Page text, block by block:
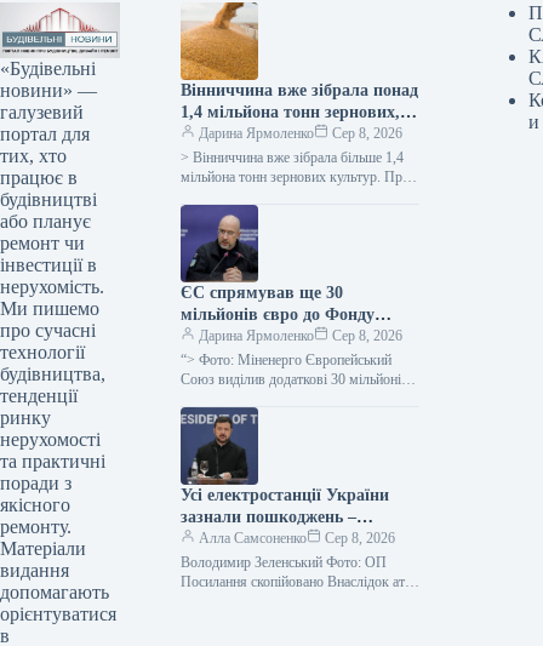
«Будівельні
новини» —
галузевий
портал для
тих, хто
працює в
будівництві
або планує
ремонт чи
інвестиції в
нерухомість.
Ми пишемо
про сучасні
технології
будівництва,
тенденції
ринку
нерухомості
та практичні
поради з
якісного
ремонту.
Матеріали
видання
допомагають
орієнтуватися
в
Вінниччина вже зібрала понад
1,4 мільйона тонн зернових,
демонструючи вищу
врожайність порівняно з
минулим роком – обласна
Дарина Ярмоленко
Сер 8, 2026
> Вінниччина вже зібрала більше 1,4
мільйона тонн зернових культур. Про
військової адміністрації Наталя
Заболотна. “Жнива…
ЄС спрямував ще 30
мільйонів євро до Фонду
допомоги українській
енергетиці
Дарина Ярмоленко
Сер 8, 2026
“> Фото: Міненерго Європейський
Союз виділив додаткові 30 мільйонів
України, збільшивши таким чином
свою загальну…
Усі електростанції України
зазнали пошкоджень –
Зеленський
Алла Самсоненко
Сер 8, 2026
Володимир Зеленський Фото: ОП
Посилання скопійовано Внаслідок атак
и